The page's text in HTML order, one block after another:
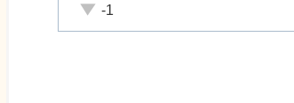
Неадекватно!
-1